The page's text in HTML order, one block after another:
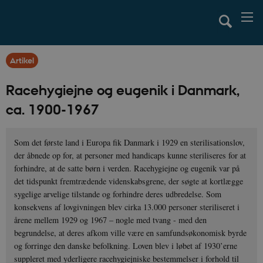
Artikel
Racehygiejne og eugenik i Danmark,
ca. 1900-1967
Som det første land i Europa fik Danmark i 1929 en sterilisationslov,
der åbnede op for, at personer med handicaps kunne steriliseres for at
forhindre, at de satte børn i verden. Racehygiejne og eugenik var på
det tidspunkt fremtrædende videnskabsgrene, der søgte at kortlægge
sygelige arvelige tilstande og forhindre deres udbredelse. Som
konsekvens af lovgivningen blev cirka 13.000 personer steriliseret i
årene mellem 1929 og 1967 – nogle med tvang - med den
begrundelse, at deres afkom ville være en samfundsøkonomisk byrde
og forringe den danske befolkning. Loven blev i løbet af 1930’erne
suppleret med yderligere racehygiejniske bestemmelser i forhold til